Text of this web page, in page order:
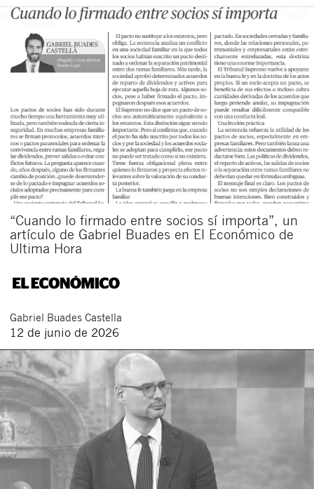
“Cuando lo firmado entre socios sí importa”, un
artículo de Gabriel Buades en El Económico de
Ultima Hora
Gabriel Buades Castella
12 de junio de 2026